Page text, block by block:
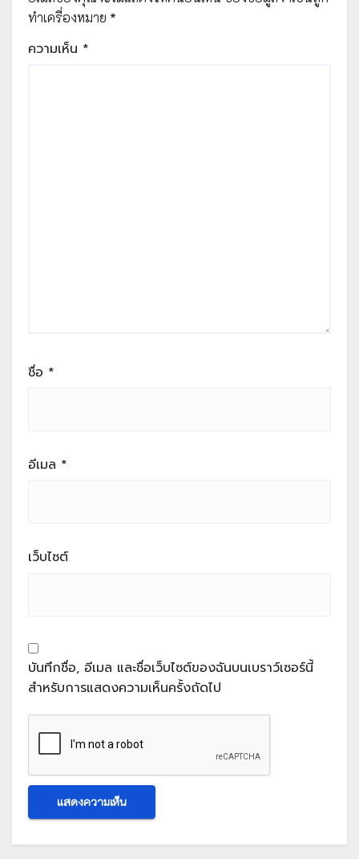
ทำเครื่องหมาย *
ความเห็น *
ชื่อ *
อีเมล *
เว็บไซต์
บันทึกชื่อ, อีเมล และชื่อเว็บไซต์ของฉันบนเบราว์เซอร์นี้
สำหรับการแสดงความเห็นครั้งถัดไป